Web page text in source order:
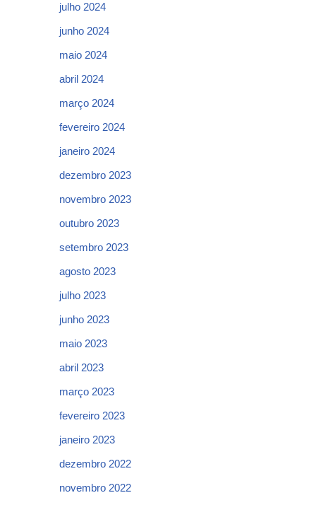
julho 2024
junho 2024
maio 2024
abril 2024
março 2024
fevereiro 2024
janeiro 2024
dezembro 2023
novembro 2023
outubro 2023
setembro 2023
agosto 2023
julho 2023
junho 2023
maio 2023
abril 2023
março 2023
fevereiro 2023
janeiro 2023
dezembro 2022
novembro 2022